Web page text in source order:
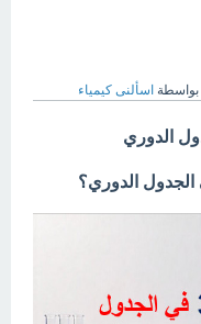
بواسطة اسألنى كيمياء